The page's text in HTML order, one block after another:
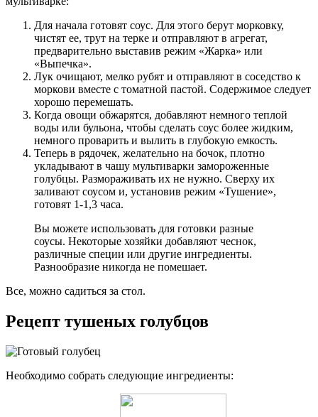
Для начала готовят соус. Для этого берут морковку,
чистят ее, трут на терке и отправляют в агрегат,
предварительно выставив режим «Жарка» или
«Выпечка».
Лук очищают, мелко рубят и отправляют в соседство к
моркови вместе с томатной пастой. Содержимое следует
хорошо перемешать.
Когда овощи обжарятся, добавляют немного теплой
воды или бульона, чтобы сделать соус более жидким,
немного проварить и вылить в глубокую емкость.
Теперь в рядочек, желательно на бочок, плотно
укладывают в чашу мультиварки замороженные
голубцы. Размораживать их не нужно. Сверху их
заливают соусом и, установив режим «Тушение»,
готовят 1-1,3 часа.
Вы можете использовать для готовки разные
соусы. Некоторые хозяйки добавляют чеснок,
различные специи или другие ингредиенты.
Разнообразие никогда не помешает.
Все, можно садиться за стол.
Рецепт тушеных голубцов
Необходимо собрать следующие ингредиенты: